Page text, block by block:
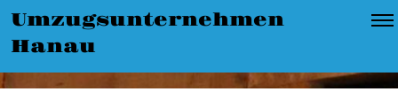
Umzugsunternehmen
Hanau